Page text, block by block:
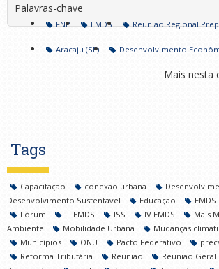
Palavras-chave
FNP EMDS Reunião Regional
Aracaju (SE) Desenvolvimento
Mais nesta
Tags
Capacitação conexão urbana
Desenvolvimento Sustentável
Educação EMDS
Fórum
III EMDS ISS IV EMDS Mais
Ambiente
Mobilidade Urbana Mudanças
Municípios
ONU Pacto Federativo
Reforma Tributária
Reunião Reunião Geral